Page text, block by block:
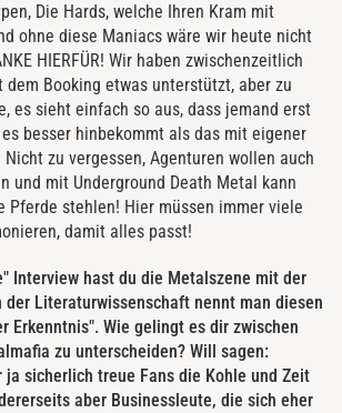
Die Hards, welche Ihren Kram mit
ohne diese Maniacs wäre wir heute nicht
HIERFÜR! Wir haben zwischenzeitlich
dem Booking etwas unterstützt, aber zu
es sieht einfach so aus, dass jemand erst
besser hinbekommt als das mit eigener
zu vergessen, Agenturen wollen auch
und mit Underground Death Metal kann
Pferde stehlen! Hier müssen immer viele
damit alles passt!
Interview hast du die Metalszene mit der
der Literaturwissenschaft nennt man diesen
Erkenntnis". Wie gelingt es dir zwischen
zu unterscheiden? Will sagen:
sicherlich treue Fans die Kohle und Zeit
aber Businessleute, die sich eher